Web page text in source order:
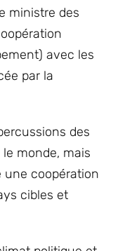
ministre des
avec les
par la
des
monde, mais
une coopération
cibles et